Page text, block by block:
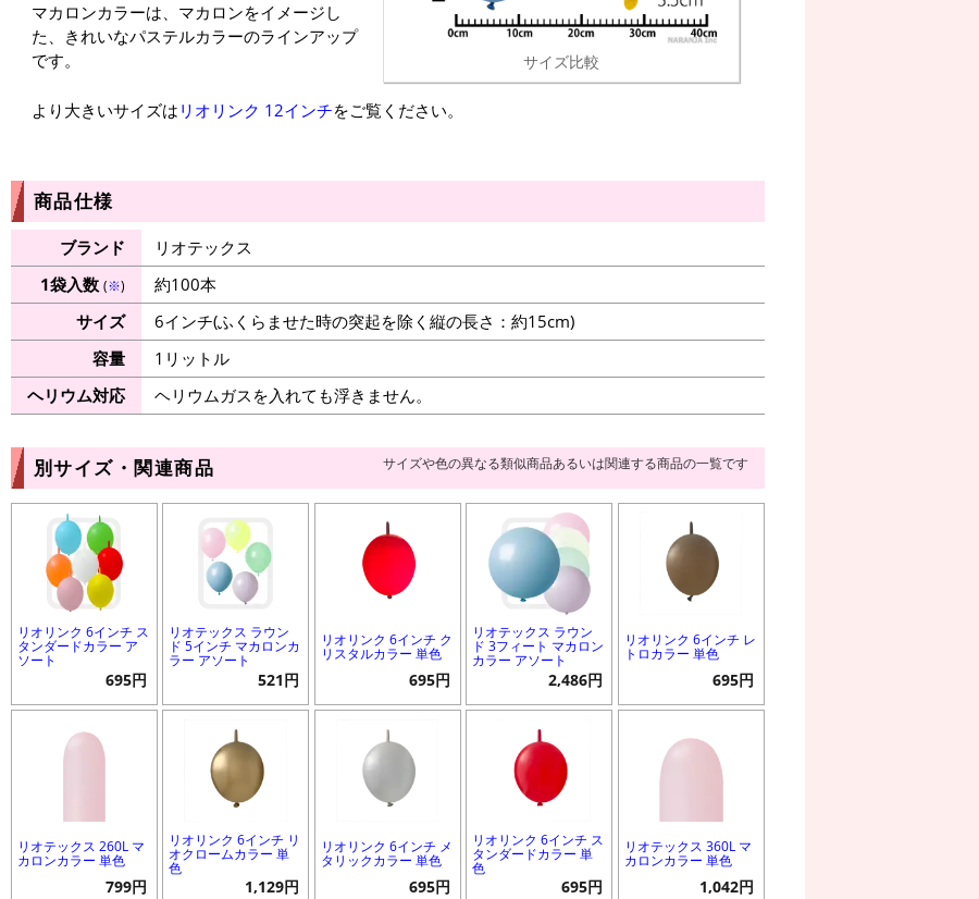
サイズ比較
マカロンカラーは、マカロンをイメージし
た、きれいなパステルカラーのラインアップ
です。
より大きいサイズは リオリンク 12インチをご覧ください。
商品仕様
ブランド
リオテックス
1袋入数 (※)
約100本
サイズ
6インチ(ふくらませた時の突起を除く縦の長さ：約15cm)
容量
1リットル
ヘリウム対応
ヘリウムガスを入れても浮きません。
別サイズ・関連商品 サイズや色の異なる類似商品あるいは関連する商品の一覧です
リオリンク 6インチ ス
タンダードカラー ア
ソート
695円
リオテックス ラウン
ド 5インチ マカロンカ
ラー アソート
521円
リオリンク 6インチ ク
リスタルカラー 単色
695円
リオテックス ラウン
ド 3フィート マカロン
カラー アソート
2,486円
リオリンク 6インチ レ
トロカラー 単色
695円
リオテックス 260L マ
カロンカラー 単色
799円
リオリンク 6インチ リ
オクロームカラー 単
色
1,129円
リオリンク 6インチ メ
タリックカラー 単色
695円
リオリンク 6インチ ス
タンダードカラー 単
色
695円
リオテックス 360L マ
カロンカラー 単色
1,042円